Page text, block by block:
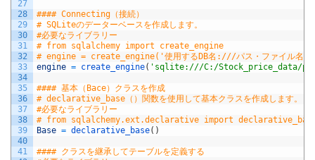
27
28
29
30
31
32
33
34
35
36
37
38
39
40
41
#### Connecting（接続）
# SQLiteのデーターベースを作成します。
#必要なライブラリー
# from sqlalchemy import create_engine
# engine = create_engine('使用するDB名:///パス・ファイル名
engine = create_engine( 'sqlite:///C:/Stock_price_data/
#### 基本（Bace）クラスを作成
# declarative_base（）関数を使用して基本クラスを作成します。
#必要なライブラリー
# from sqlalchemy.ext.declarative import
Base = declarative_base( )
#### クラスを継承してテーブルを定義する